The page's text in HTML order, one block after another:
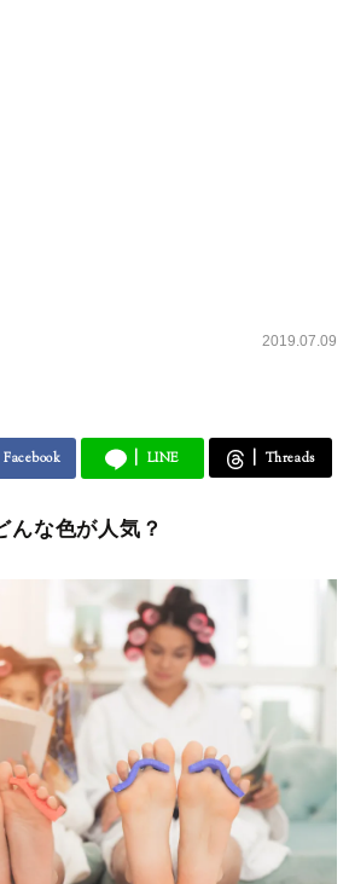
2019.07.09
Facebook LINE Threads
んな色が人気？